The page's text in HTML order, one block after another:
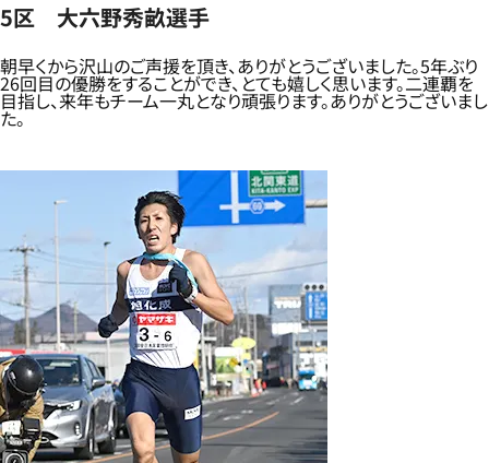
5区 大六野秀畝選手
朝早くから沢山のご声援を頂き、ありがとうございました。5年ぶり
26回目の優勝をすることができ、とても嬉しく思います。二連覇を
目指し、来年もチーム一丸となり頑張ります。ありがとうございまし
た。